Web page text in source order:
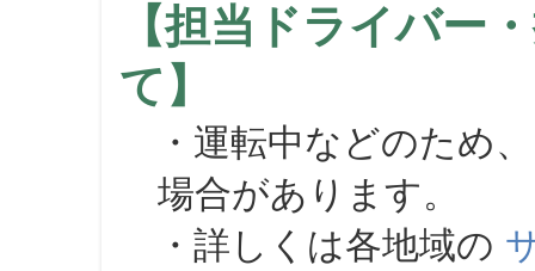
【担当ドライバー
て】
・運転中などのため
場合があります。
・詳しくは各地域の